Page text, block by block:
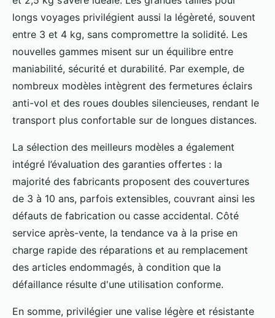
longs voyages privilégient aussi la légèreté, souvent
entre 3 et 4 kg, sans compromettre la solidité. Les
nouvelles gammes misent sur un équilibre entre
maniabilité, sécurité et durabilité. Par exemple, de
nombreux modèles intègrent des fermetures éclairs
anti-vol et des roues doubles silencieuses, rendant le
transport plus confortable sur de longues distances.
La sélection des meilleurs modèles a également
intégré l’évaluation des garanties offertes : la
majorité des fabricants proposent des couvertures
de 3 à 10 ans, parfois extensibles, couvrant ainsi les
défauts de fabrication ou casse accidental. Côté
service après-vente, la tendance va à la prise en
charge rapide des réparations et au remplacement
des articles endommagés, à condition que la
défaillance résulte d'une utilisation conforme.
En somme, privilégier une valise légère et résistante